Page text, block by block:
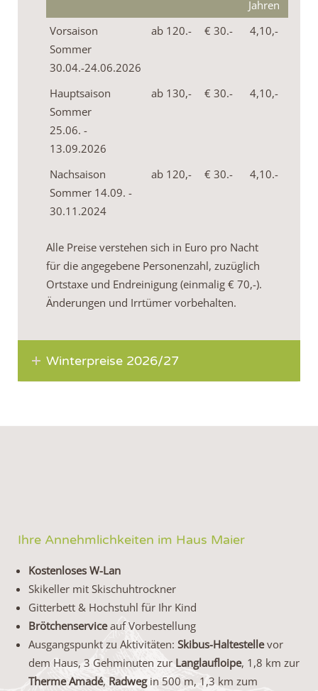
Jahren
Vorsaison
Sommer
30.04.-24.06.2026
ab 120.- € 30.- 4,10,-
Hauptsaison
Sommer
25.06. -
13.09.2026
ab 130,- € 30.- 4,10,-
Nachsaison
Sommer 14.09. -
30.11.2024
ab 120,- € 30.- 4,10.-
Alle Preise verstehen sich in Euro pro Nacht
für die angegebene Personenzahl, zuzüglich
Ortstaxe und Endreinigung (einmalig € 70,-).
Änderungen und Irrtümer vorbehalten.
Winterpreise 2026/27
Ihre Annehmlichkeiten im Haus Maier
Kostenloses W-Lan
Skikeller mit Skischuhtrockner
Gitterbett & Hochstuhl für Ihr Kind
Brötchenserviceauf Vorbestellung
Ausgangspunkt zu Aktivitäten: Skibus-Haltestellevor
dem Haus, 3 Gehminuten zur Langlaufloipe, 1,8 km zur
Therme Amadé, Radwegin 500 m, 1,3 km zum